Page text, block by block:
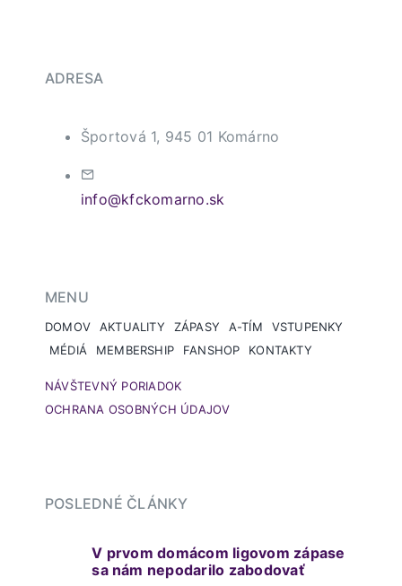
ADRESA
Športová 1, 945 01 Komárno
info@kfckomarno.sk
POSLEDNÉ ČLÁNKY
V prvom domácom ligovom zápase
sa nám nepodarilo zabodovať
MENU
DOMOV AKTUALITY ZÁPASY A-TÍM
VSTUPENKY
MÉDIÁ
MEMBERSHIP FANSHOP KONTAKTY
NÁVŠTEVNÝ PORIADOK
OCHRANA OSOBNÝCH ÚDAJOV